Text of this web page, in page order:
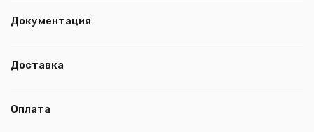
Документация
Доставка
Оплата